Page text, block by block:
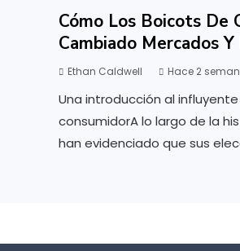
Cómo Los Boicots De
Cambiado Mercados
Ethan Caldwell Hace 2
Una introducción al
consumidorA lo largo de la
han evidenciado que sus